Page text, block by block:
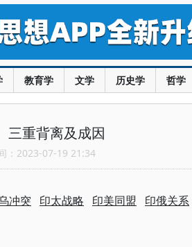
教育学 文学 历史学 哲学
三重背离及成因
：2023-07-19 21:34
冲突 印太战略 印美同盟 印俄关系